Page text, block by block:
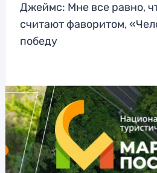
Джеймс: Мне все равно,
считают фаворитом,
победу